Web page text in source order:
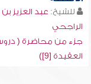
للشيخ: عبد العزيز بن
الراجحي
جزء من محاضرة (
العقيدة [9])